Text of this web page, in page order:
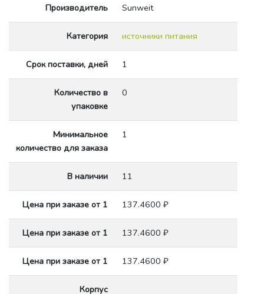
Производитель Sunweit
Категория источники питания
Срок поставки, дней 1
Количество в
упаковке
0
Минимальное
количество для заказа
1
В наличии 11
Цена при заказе от 1 137.4600 ₽
Цена при заказе от 1 137.4600 ₽
Цена при заказе от 1 137.4600 ₽
Корпус